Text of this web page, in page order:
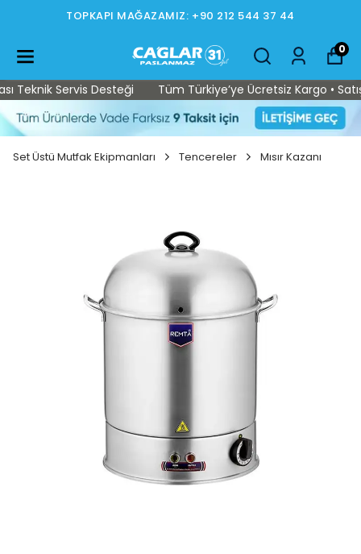
TOPKAPI MAĞAZAMIZ: +90 212 544 37 44
0
Servis Desteği Tüm Türkiye’ye Ücretsiz Kargo • Satış
Set Üstü Mutfak Ekipmanları Tencereler Mısır Kazanı